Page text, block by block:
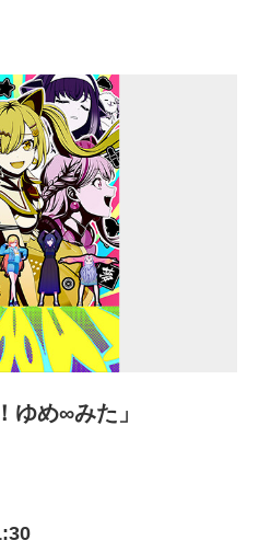
ゆめ∞みた」